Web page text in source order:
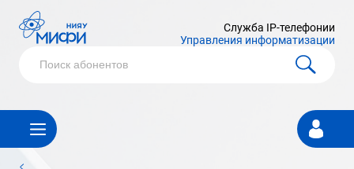
Служба IP-телефонии
Управления информатизации
Личный
кабинет